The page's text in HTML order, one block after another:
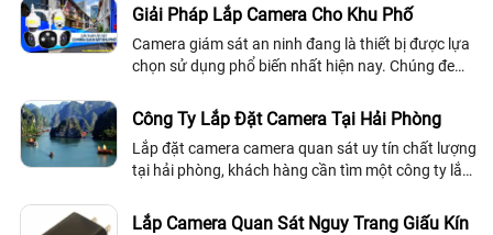
Giải Pháp Lắp Camera Cho Khu Phố
Camera giám sát an ninh đang là thiết bị được lựa
chọn sử dụng phổ biến nhất hiện nay. Chúng đem
bảo vệ an ninh hiệu quả
Công Ty Lắp Đặt Camera Tại Hải Phòng
Lắp đặt camera camera quan sát uy tín chất lượng
tại hải phòng, khách hàng cần tìm một công ty lắp
cung cấp khách hàng danh sách...
Lắp Camera Quan Sát Nguy Trang Giấu Kín